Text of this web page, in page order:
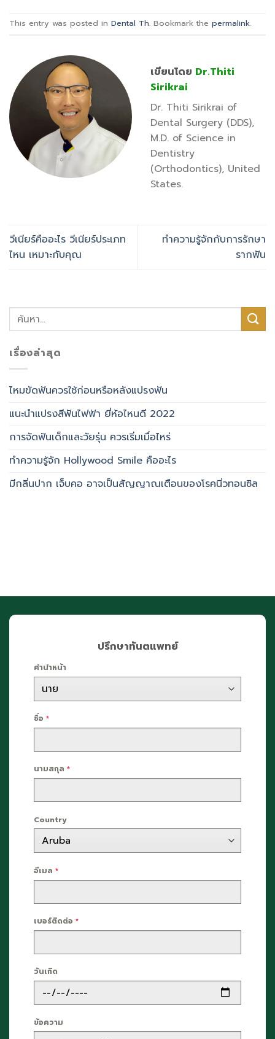
This entry was posted in Dental Th. Bookmark the permalink.
เขียนโดย Dr.Thiti
Sirikrai
Dr. Thiti Sirikrai of
Dental Surgery (DDS),
M.D. of Science in
Dentistry
(Orthodontics), United
States.
วีเนียร์คืออะไร วีเนียร์ประเภท
ไหน เหมาะกับคุณ
ทำความรู้จักกับการรักษา
รากฟัน
เรื่องล่าสุด
ไหมขัดฟันควรใช้ก่อนหรือหลังแปรงฟัน
แนะนำแปรงสีฟันไฟฟ้า ยี่ห้อไหนดี 2022
การจัดฟันเด็กและวัยรุ่น ควรเริ่มเมื่อไหร่
ทำความรู้จัก Hollywood Smile คืออะไร
มีกลิ่นปาก เจ็บคอ อาจเป็นสัญญาณเตือนของโรคนิ่วทอนซิล
ปรึกษาทันตแพทย์
คำนำหน้า
ชื่อ *
นามสกุล *
Country
อีเมล *
เบอร์ติดต่อ *
วันเกิด
ข้อความ